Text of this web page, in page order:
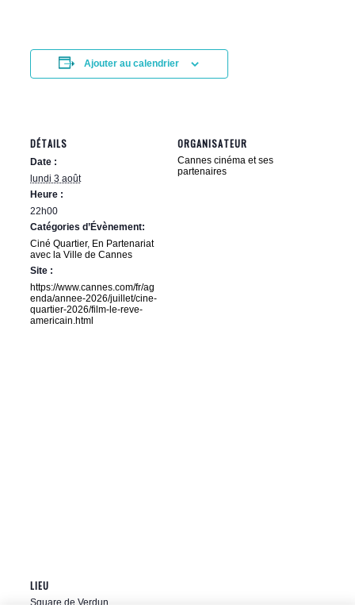
Ajouter au calendrier
DÉTAILS
Date :
lundi 3 août
Heure :
22h00
Catégories d’Évènement:
Ciné Quartier, En Partenariat
avec la Ville de Cannes
Site :
https://www.cannes.com/fr/ag
enda/annee-2026/juillet/cine-
quartier-2026/film-le-reve-
americain.html
ORGANISATEUR
Cannes cinéma et ses
partenaires
LIEU
Square de Verdun